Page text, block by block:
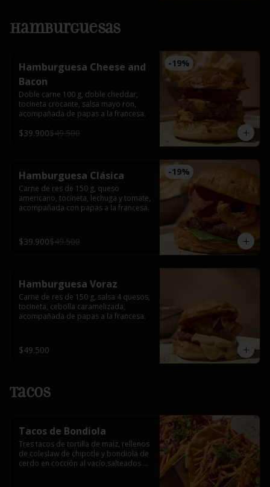
Hamburguesas
-19%
Hamburguesa Cheese and
Bacon
Doble carne 100 g, doble cheddar,
tocineta crocante, salsa mayo ron,
acompañada de papas a la francesa.
$39.900$49.500
-19%
Hamburguesa Clásica
Carne de res de 150 g, queso
americano, tocineta, lechuga y tomate,
acompañada con papas a la francesa.
$39.900$49.500
Hamburguesa Voraz
Carne de res de 150 g, salsa 4 quesos,
tocineta, cebolla caramelizada,
acompañada de papas a la francesa.
$49.500
Tacos
Tacos de Bondiola
Tres tacos de tortilla de maíz, rellenos
de coleslaw de chipotle y bondiola de
cerdo en cocción al vacío,salteados